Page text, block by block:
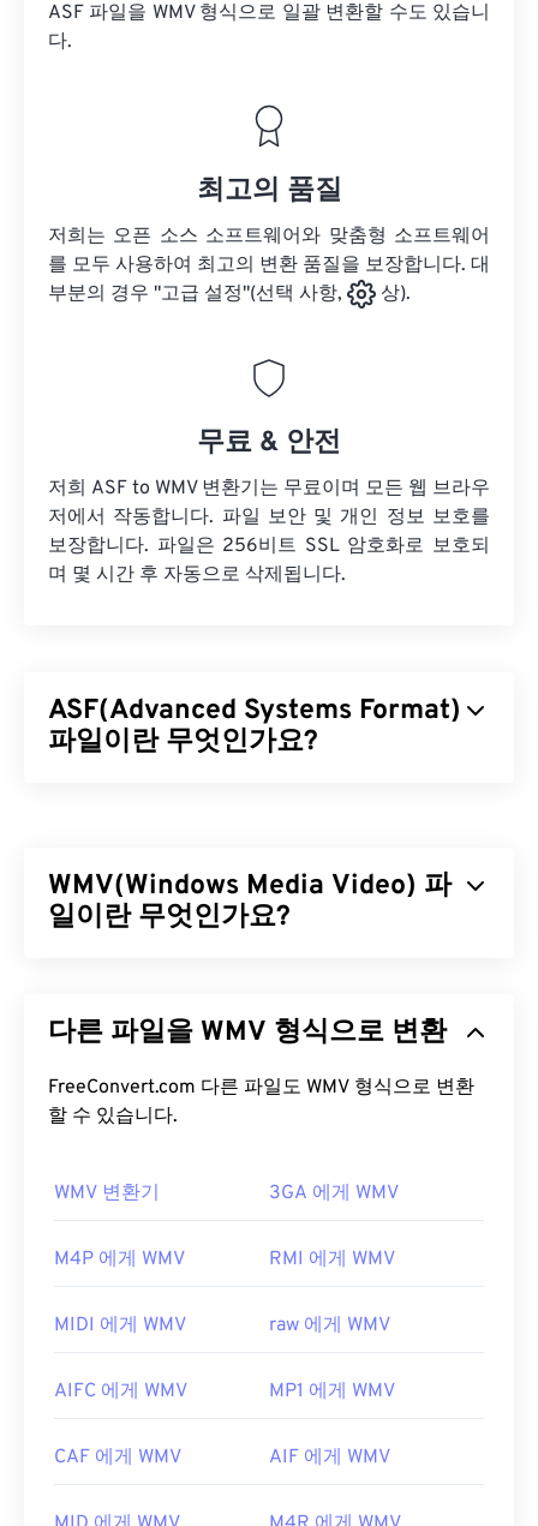
ASF 파일을 WMV 형식으로 일괄 변환할 수도 있습니
다.
최고의 품질
저희는 오픈 소스 소프트웨어와 맞춤형 소프트웨어
를 모두 사용하여 최고의 변환 품질을 보장합니다. 대
부분의 경우 "고급 설정"(선택 사항,
상).
무료 & 안전
저희 ASF to WMV 변환기는 무료이며 모든 웹 브라우
저에서 작동합니다. 파일 보안 및 개인 정보 보호를
보장합니다. 파일은 256비트 SSL 암호화로 보호되
며 몇 시간 후 자동으로 삭제됩니다.
ASF(Advanced Systems Format)
파일이란 무엇인가요?
계했으며 시스템 및 프로토콜에 독립적으로 작동합
니다. 챕터, 캡션, 자막, 메타데이터 태그, 스트리밍 및
ASF 파일을 어떻게 여나요?
ASF 파일을 열려면Windows Media Player를사용하
는 것이 가장 좋습니다.
일 확장자로 표시될 수 있습니다.
최초 출시:
유용한 링크:
https://docs.microsoft.com/en-
WMV(Windows Media Video) 파
일이란 무엇인가요?
축하여 비디오 화질을 유지하면서 관리하기 쉬운 파
라는 디지털 컨테이너 형식은 WMV 파일을 캡슐화하
는 경우가 많습니다.
WMV 파일을 어떻게 여나요?
열고 읽을 수 있습니다. WMV 파일을 여는 데 가장 좋
니다. Microsoft에서 WMV와 ASF를 개발했으며, 오
늘날 온라인에서 많은 비디오가 WMV 파일입니다.
어 파일을 재생할 수 있는 또 다른 신뢰할 수 있는 옵
WMV는 다른 비디오 파일 형식으로도 쉽게 변환할 수
다른 파일을 WMV 형식으로 변환
FreeConvert.com 다른 파일도 WMV 형식으로 변환
할 수 있습니다.
WMV 변환기 3GA 에게 WMV
M4P 에게 WMV RMI 에게 WMV
MIDI 에게 WMV raw 에게 WMV
AIFC 에게 WMV MP1 에게 WMV
CAF 에게 WMV AIF 에게 WMV